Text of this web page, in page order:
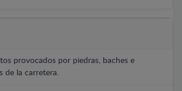
provocados por piedras, baches e
de la carretera.